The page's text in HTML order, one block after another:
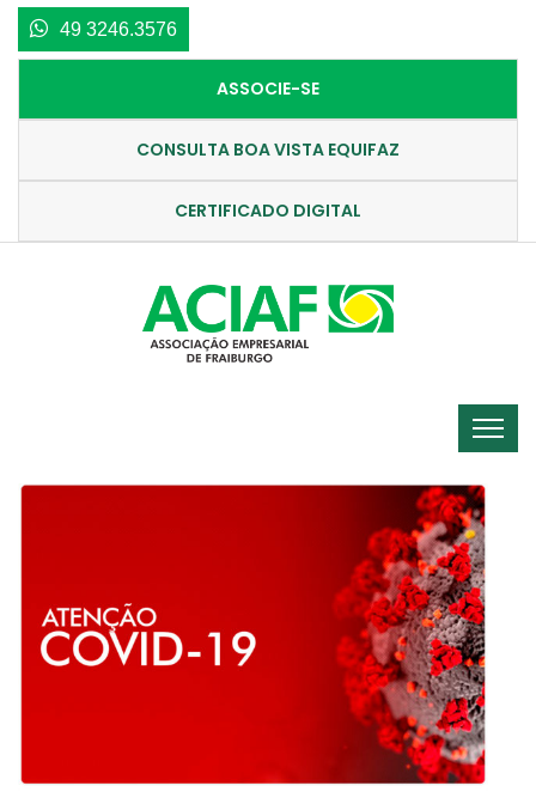
49 3246.3576
ASSOCIE-SE
CONSULTA BOA VISTA EQUIFAZ
CERTIFICADO DIGITAL